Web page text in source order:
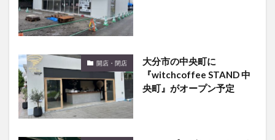
開店・閉店
大分市の中央町に
『witchcoffee STAND 中
央町』がオープン予定